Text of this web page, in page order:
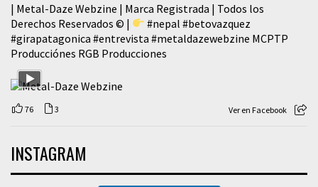
| Metal-Daze Webzine | Marca Registrada | Todos los
Derechos Reservados © |
#nepal #betovazquez
#girapatagonica #entrevista #metaldazewebzine MCPTP
Producciónes RGB Producciones
76 3 Ver en Facebook
INSTAGRAM